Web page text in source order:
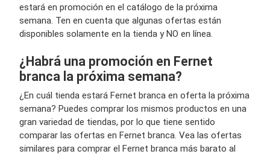
estará en promoción en el catálogo de la próxima
semana. Ten en cuenta que algunas ofertas están
disponibles solamente en la tienda y NO en línea.
¿Habrá una promoción en Fernet
branca la próxima semana?
¿En cuál tienda estará Fernet branca en oferta la próxima
semana? Puedes comprar los mismos productos en una
gran variedad de tiendas, por lo que tiene sentido
comparar las ofertas en Fernet branca. Vea las ofertas
similares para comprar el Fernet branca más barato al